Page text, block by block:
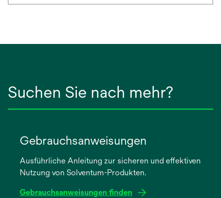
Suchen Sie nach mehr?
Gebrauchsanweisungen
Ausführliche Anleitung zur sicheren und effektiven
Nutzung von Solventum-Produkten.
Gebrauchsanweisungen finden